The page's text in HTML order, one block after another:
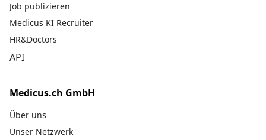
Job publizieren
Medicus KI Recruiter
HR&Doctors
API
Medicus.ch GmbH
Über uns
Unser Netzwerk